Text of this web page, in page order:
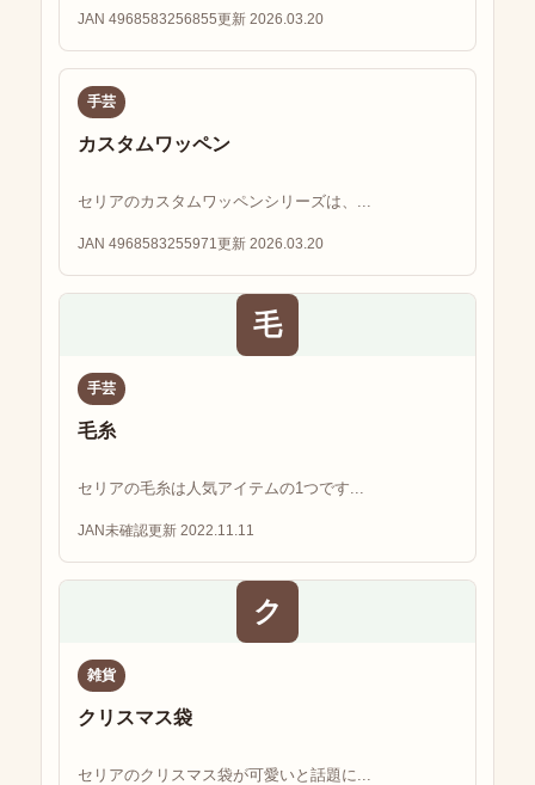
JAN 4968583256855更新 2026.03.20
手芸
カスタムワッペン
セリアのカスタムワッペンシリーズは、...
JAN 4968583255971 更新 2026.03.20
毛
手芸
毛糸
セリアの毛糸は人気アイテムの1つです...
JAN未確認更新 2022.11.11
ク
雑貨
クリスマス袋
セリアのクリスマス袋が可愛いと話題に...